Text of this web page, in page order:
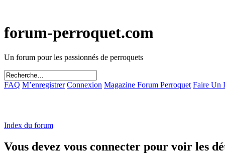
forum-perroquet.com
Un forum pour les passionnés de perroquets
FAQ M’enregistrer Connexion Magazine Forum Perroquet Faire Un
Index du forum
Vous devez vous connecter pour voir les